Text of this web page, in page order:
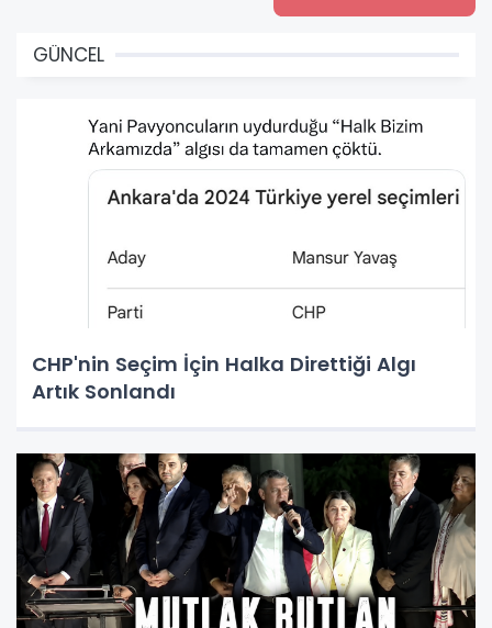
GÜNCEL
CHP'nin Seçim İçin Halka Direttiği Algı
Artık Sonlandı